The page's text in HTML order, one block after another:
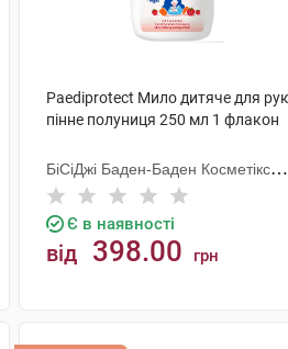
Paediprotect Мило дитяче для рук
пінне полуниця 250 мл 1 флакон
БіСіДжі Баден-Баден Косметікс
Груп Гмбх
Є в наявності
від 398.00 грн